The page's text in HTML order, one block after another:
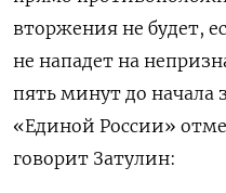
вторжения не будет,
не нападет на
пять минут до начала
«Единой России»
говорит Затулин: